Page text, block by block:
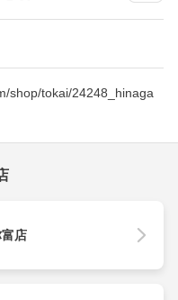
shop/tokai/24248_hinaga
店